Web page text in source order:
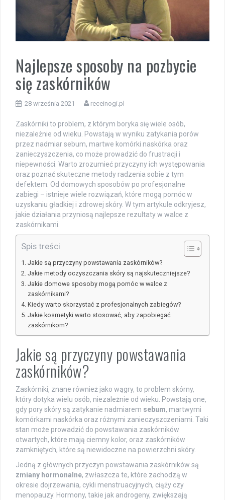
Najlepsze sposoby na pozbycie
się zaskórników
28 września 2021 receinogi.pl
Zaskórniki to problem, z którym boryka się wiele osób,
niezależnie od wieku. Powstają w wyniku zatykania porów
przez nadmiar sebum, martwe komórki naskórka oraz
zanieczyszczenia, co może prowadzić do frustracji i
niepewności. Warto zrozumieć przyczyny ich występowania
oraz poznać skuteczne metody radzenia sobie z tym
defektem. Od domowych sposobów po profesjonalne
zabiegi – istnieje wiele rozwiązań, które mogą pomóc w
uzyskaniu gładkiej i zdrowej skóry. W tym artykule odkryjesz,
jakie działania przyniosą najlepsze rezultaty w walce z
zaskórnikami.
Spis treści
Jakie są przyczyny powstawania zaskórników?
Jakie metody oczyszczania skóry są najskuteczniejsze?
Jakie domowe sposoby mogą pomóc w walce z
zaskórnikami?
Kiedy warto skorzystać z profesjonalnych zabiegów?
Jakie kosmetyki warto stosować, aby zapobiegać
zaskórnikom?
Jakie są przyczyny powstawania
zaskórników?
Zaskórniki, znane również jako wągry, to problem skórny,
który dotyka wielu osób, niezależnie od wieku. Powstają one,
gdy pory skóry są zatykanie nadmiarem sebum, martwymi
komórkami naskórka oraz różnymi zanieczyszczeniami. Taki
stan może prowadzić do powstawania zaskórników
otwartych, które mają ciemny kolor, oraz zaskórników
zamkniętych, które są niewidoczne na powierzchni skóry.
Jedną z głównych przyczyn powstawania zaskórników są
zmiany hormonalne, zwłaszcza te, które zachodzą w
okresie dojrzewania, cykli menstruacyjnych, ciąży czy
menopauzy. Hormony, takie jak androgeny, zwiększają